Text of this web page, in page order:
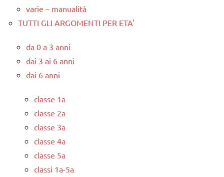
varie – manualità
TUTTI GLI ARGOMENTI PER ETA'
da 0 a 3 anni
dai 3 ai 6 anni
dai 6 anni
classe 1a
classe 2a
classe 3a
classe 4a
classe 5a
classi 1a-5a